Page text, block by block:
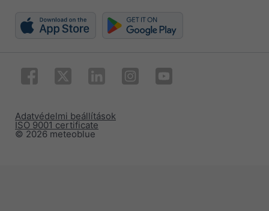
© 2026 meteoblue
ISO 9001 certificate
Adatvédelmi beállítások